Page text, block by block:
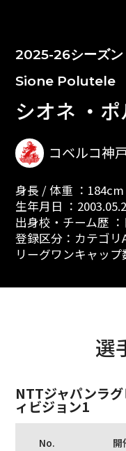
2025-26シーズン
Sione Polutele
シオネ ・
コベルコ神
身長 / 体重 ：
生年月日 ：
出身校・チーム歴
登録区分：カテゴリ
リーグワンキャップ
選
NTTジャパンラ
ィビジョン1
No. 開